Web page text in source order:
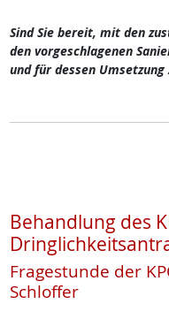
Sind Sie bereit, mit den
den vorgeschlagenen
und für dessen Umsetzung
Behandlung des
Fragestunde der
Schloffer